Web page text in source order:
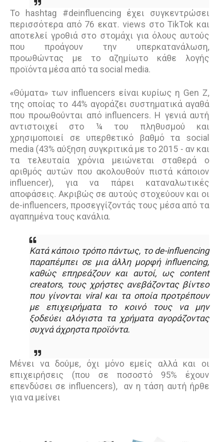
Το hashtag #deinfluencing έχει συγκεντρώσει
περισσότερα από 76 εκατ. views στο TikTok και
αποτελεί γροθιά στο στομάχι για όλους αυτούς
που προάγουν την υπερκατανάλωση,
προωθώντας με το αζημίωτο κάθε λογής
προϊόντα μέσα από τα social media.
«Θύματα» των influencers είναι κυρίως η Gen Z,
της οποίας το 44% αγοράζει συστηματικά αγαθά
που προωθούνται από influencers. H γενιά αυτή
αντιστοιχεί στο ¼ του πληθυσμού και
χρησιμοποιεί σε υπερθετικό βαθμό τα social
media (43% αύξηση συγκριτικά με το 2015 - αν και
τα τελευταία χρόνια μειώνεται σταθερά ο
αριθμός αυτών που ακολουθούν πιστά κάποιον
influencer), για να πάρει καταναλωτικές
αποφάσεις. Ακριβώς σε αυτούς στοχεύουν και οι
de-influencers, προσεγγίζοντάς τους μέσα από τα
αγαπημένα τους κανάλια.
Κατά κάποιο τρόπο πάντως, το de-influencing
παραπέμπει σε μια άλλη μορφή influencing,
καθώς επηρεάζουν και αυτοί, ως content
creators, τους χρήστες ανεβάζοντας βίντεο
που γίνονται viral και τα οποία προτρέπουν
με επιχειρήματα το κοινό τους να μην
ξοδεύει αλόγιστα τα χρήματα αγοράζοντας
συχνά άχρηστα προϊόντα.
Μένει να δούμε, όχι μόνο εμείς αλλά και οι
επιχειρήσεις (που σε ποσοστό 95% έχουν
επενδύσει σε influencers), αν η τάση αυτή ήρθε
για να μείνει